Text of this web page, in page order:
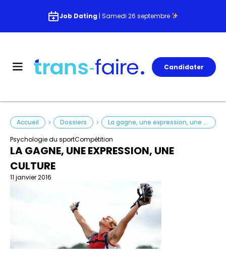
Job Dating | Samedi 26 septembre
Candidater
Psychologie du sportCompétition
Accueil > Dossiers > La gagne, une expression, une culture
LA GAGNE, UNE EXPRESSION, UNE
CULTURE
11 janvier 2016